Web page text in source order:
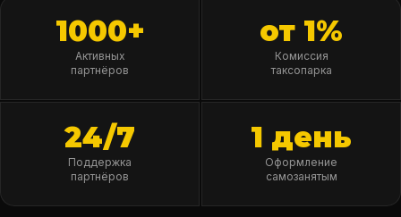
1000+
Активных
партнёров
от 1%
Комиссия
таксопарка
24/7
Поддержка
партнёров
1 день
Оформление
самозанятым